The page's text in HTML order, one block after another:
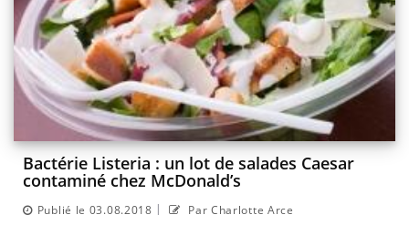
Bactérie Listeria : un lot de salades Caesar
contaminé chez McDonald’s
Publié le 03.08.2018 | Par Charlotte Arce